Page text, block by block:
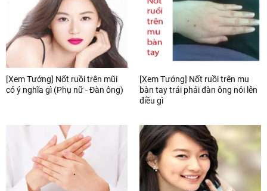
[Xem Tướng] Nốt ruồi trên mũi
có ý nghĩa gì (Phụ nữ - Đàn ông)
[Xem Tướng] Nốt ruồi trên mu
bàn tay trái phải đàn ông nói lên
điều gì